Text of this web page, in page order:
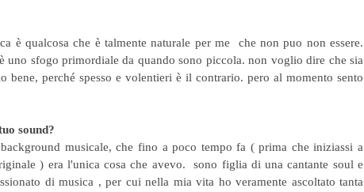
è qualcosa che è talmente naturale per me  che non puo non essere.
uno sfogo primordiale da quando sono piccola. non voglio dire che sia
bene, perché spesso e volentieri è il contrario. pero al momento sento
sound?
musicale, che fino a poco tempo fa ( prima che iniziassi a
) era l'unica cosa che avevo.  sono figlia di una cantante soul e
di musica , per cui nella mia vita ho veramente ascoltato tanta